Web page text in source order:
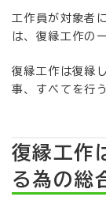
工作員が対象者
は、復縁工作の
復縁工作は復縁
事、すべてを行
復縁工作
る為の総